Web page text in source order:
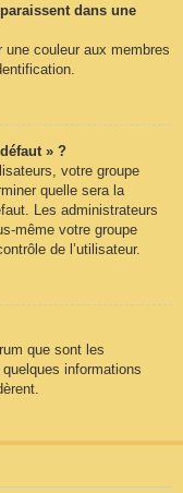
dans une
une couleur aux membres
» ?
votre groupe
quelle sera la
Les administrateurs
même votre groupe
de l’utilisateur.
que sont les
informations